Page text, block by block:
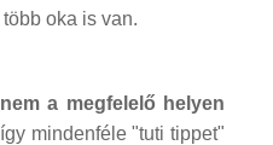
oka is van.
nem a megfelelő helyen
így mindenféle "tuti tippet"